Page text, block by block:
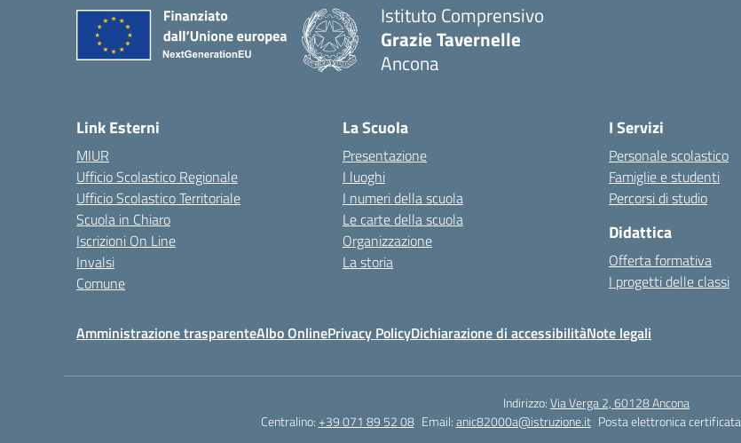
Istituto Comprensivo
Grazie Tavernelle
Ancona
Link Esterni
MIUR
Ufficio Scolastico Regionale
Ufficio Scolastico Territoriale
Scuola in Chiaro
Iscrizioni On Line
Invalsi
Comune
La Scuola
Presentazione
I luoghi
I numeri della scuola
Le carte della scuola
Organizzazione
La storia
I Servizi
Personale scolastico
Famiglie e studenti
Percorsi di studio
Didattica
Offerta formativa
I progetti delle classi
Amministrazione trasparenteAlbo OnlinePrivacy PolicyDichiarazione di accessibilitàNote legali
Indirizzo:Via Verga 2, 60128 Ancona
Centralino:+39 071 89 52 08 Email:anic82000a@istruzione.it Posta elettronica certificata